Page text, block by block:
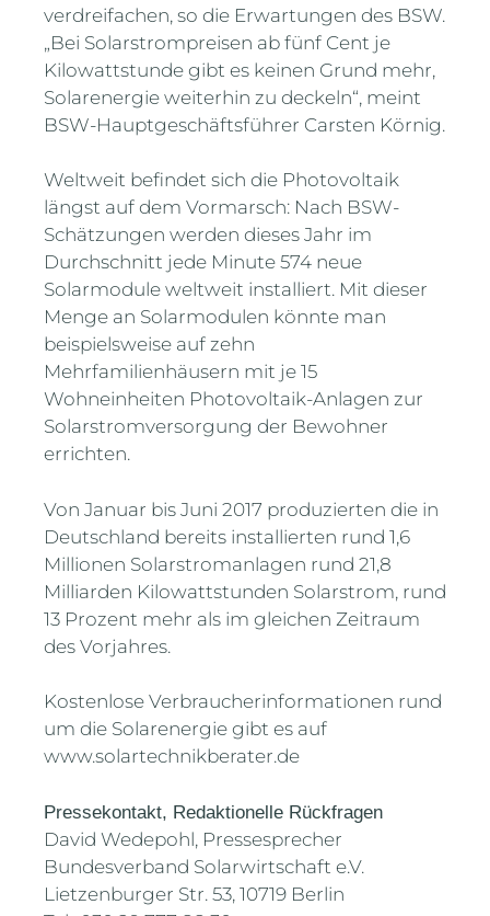
verdreifachen, so die Erwartungen des BSW.
„Bei Solarstrompreisen ab fünf Cent je
Kilowattstunde gibt es keinen Grund mehr,
Solarenergie weiterhin zu deckeln“, meint
BSW-Hauptgeschäftsführer Carsten Körnig.
Weltweit befindet sich die Photovoltaik
längst auf dem Vormarsch: Nach BSW-
Schätzungen werden dieses Jahr im
Durchschnitt jede Minute 574 neue
Solarmodule weltweit installiert. Mit dieser
Menge an Solarmodulen könnte man
beispielsweise auf zehn
Mehrfamilienhäusern mit je 15
Wohneinheiten Photovoltaik-Anlagen zur
Solarstromversorgung der Bewohner
errichten.
Von Januar bis Juni 2017 produzierten die in
Deutschland bereits installierten rund 1,6
Millionen Solarstromanlagen rund 21,8
Milliarden Kilowattstunden Solarstrom, rund
13 Prozent mehr als im gleichen Zeitraum
des Vorjahres.
Kostenlose Verbraucherinformationen rund
um die Solarenergie gibt es auf
www.solartechnikberater.de
Pressekontakt, Redaktionelle Rückfragen
David Wedepohl, Pressesprecher
Bundesverband Solarwirtschaft e.V.
Lietzenburger Str. 53, 10719 Berlin